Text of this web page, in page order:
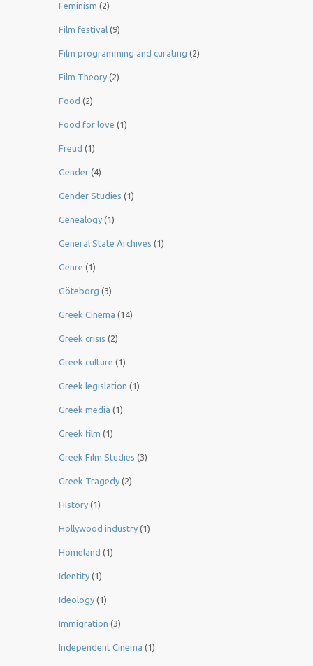
Feminism (2)
Film festival (9)
Film programming and curating (2)
Film Theory (2)
Food (2)
Food for love (1)
Freud (1)
Gender (4)
Gender Studies (1)
Genealogy (1)
General State Archives (1)
Genre (1)
Göteborg (3)
Greek Cinema (14)
Greek crisis (2)
Greek culture (1)
Greek legislation (1)
Greek media (1)
Greek film (1)
Greek Film Studies (3)
Greek Tragedy (2)
History (1)
Hollywood industry (1)
Homeland (1)
Identity (1)
Ideology (1)
Immigration (3)
Independent Cinema (1)